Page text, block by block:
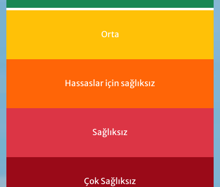
Orta
Hassaslar için sağlıksız
Sağlıksız
Çok Sağlıksız